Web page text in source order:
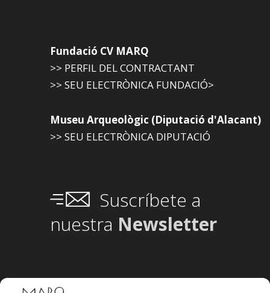
Fundació CV MARQ
>> PERFIL DEL CONTRACTANT
>> SEU ELECTRÒNICA FUNDACIÓ>
Museu Arqueològic (Diputació d'Alacant)
>> SEU ELECTRÒNICA DIPUTACIÓ
Suscríbete a
nuestra Newsletter